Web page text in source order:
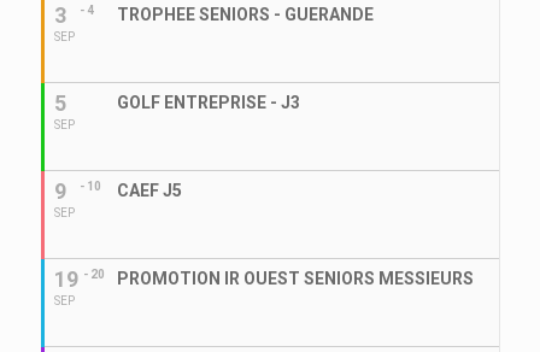
3
SEP
- 4 TROPHEE SENIORS - GUERANDE
5
SEP
GOLF ENTREPRISE - J3
9
SEP
- 10 CAEF J5
19
SEP
- 20 PROMOTION IR OUEST SENIORS MESSIEURS